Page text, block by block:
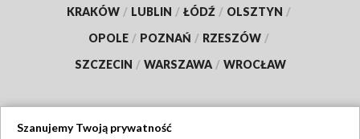
KRAKÓW / LUBLIN / ŁÓDŹ / OLSZTYN /
OPOLE / POZNAŃ / RZESZÓW /
SZCZECIN / WARSZAWA / WROCŁAW
Szanujemy Twoją prywatność